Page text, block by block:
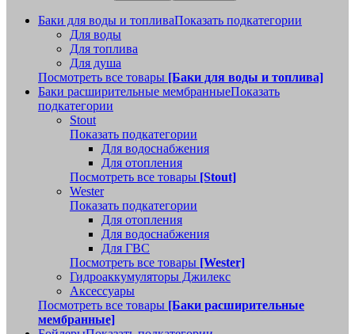
Баки для воды и топливаПоказать подкатегории
Для воды
Для топлива
Для душа
Посмотреть все товары [Баки для воды и топлива]
Баки расширительные мембранныеПоказать
подкатегории
Stout
Показать подкатегории
Для водоснабжения
Для отопления
Посмотреть все товары [Stout]
Wester
Показать подкатегории
Для отопления
Для водоснабжения
Для ГВС
Посмотреть все товары [Wester]
Гидроаккумуляторы Джилекс
Аксессуары
Посмотреть все товары [Баки расширительные
мембранные]